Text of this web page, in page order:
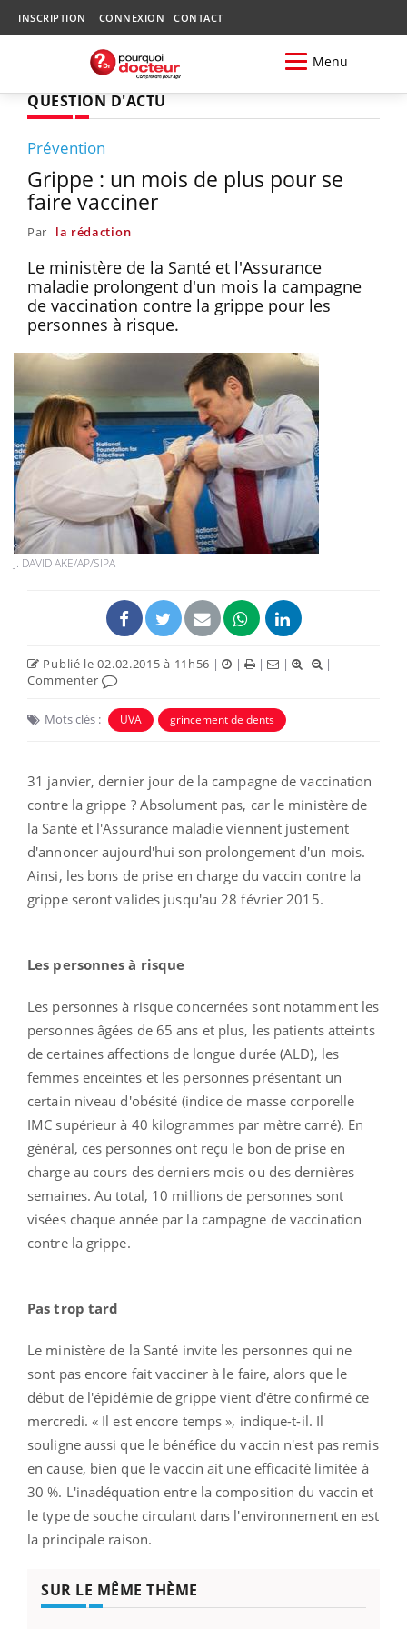
INSCRIPTION CONNEXION CONTACT
Menu
QUESTION D'ACTU
Prévention
Grippe : un mois de plus pour se
faire vacciner
Par la rédaction
Le ministère de la Santé et l'Assurance
maladie prolongent d'un mois la campagne
de vaccination contre la grippe pour les
personnes à risque.
J. DAVID AKE/AP/SIPA
Publié le 02.02.2015 à 11h56 | | | |
|
Commenter
Mots clés : UVA grincement de dents
31 janvier, dernier jour de la campagne de vaccination
contre la grippe ? Absolument pas, car le ministère de
la Santé et l'Assurance maladie viennent justement
d'annoncer aujourd'hui son prolongement d'un mois.
Ainsi, les bons de prise en charge du vaccin contre la
grippe seront valides jusqu'au 28 février 2015.
Les personnes à risque
Les personnes à risque concernées sont notamment les
personnes âgées de 65 ans et plus, les patients atteints
de certaines affections de longue durée (ALD), les
femmes enceintes et les personnes présentant un
certain niveau d'obésité (indice de masse corporelle
IMC supérieur à 40 kilogrammes par mètre carré). En
général, ces personnes ont reçu le bon de prise en
charge au cours des derniers mois ou des dernières
semaines. Au total, 10 millions de personnes sont
visées chaque année par la campagne de vaccination
contre la grippe.
Pas trop tard
Le ministère de la Santé invite les personnes qui ne
sont pas encore fait vacciner à le faire, alors que le
début de l'épidémie de grippe vient d'être confirmé ce
mercredi. « Il est encore temps », indique-t-il. Il
souligne aussi que le bénéfice du vaccin n'est pas remis
en cause, bien que le vaccin ait une efficacité limitée à
30 %. L'inadéquation entre la composition du vaccin et
le type de souche circulant dans l'environnement en est
la principale raison.
SUR LE MÊME THÈME